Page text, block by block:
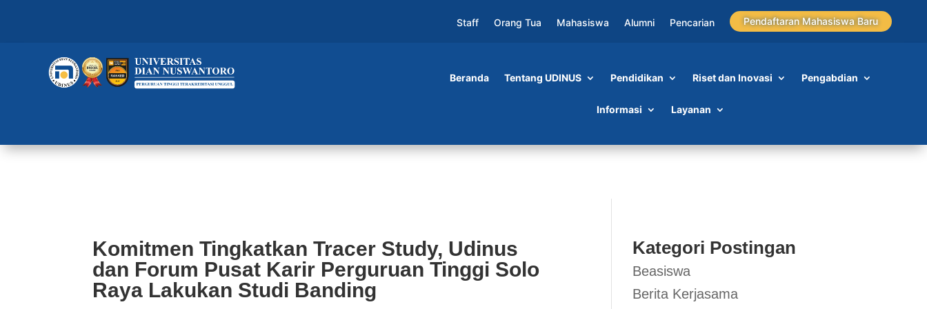
Staff Orang Tua Mahasiswa Alumni Pencarian Pendaftaran Mahasiswa Baru
Beranda Tentang UDINUS Pendidikan Riset dan Inovasi Pengabdian
Informasi Layanan
Komitmen Tingkatkan Tracer Study, Udinus
dan Forum Pusat Karir Perguruan Tinggi Solo
Raya Lakukan Studi Banding
Kategori Postingan
Beasiswa
Berita Kerjasama